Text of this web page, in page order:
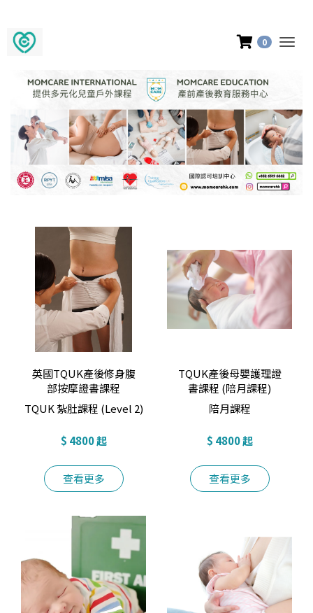
0
英國TQUK產後修身腹
部按摩證書課程
TQUK 紮肚課程 (Level 2)
$ 4800 起
查看更多
TQUK產後母嬰護理證
書課程 (陪月課程)
陪月課程
$ 4800 起
查看更多